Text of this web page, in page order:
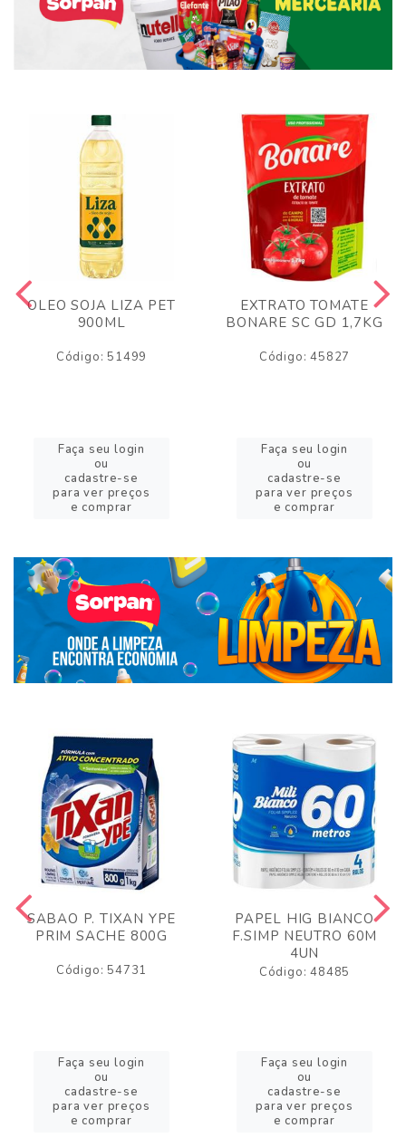
OLEO SOJA LIZA PET
900ML
Código: 51499
Faça seu login
ou
cadastre-se
para ver preços
e comprar
EXTRATO TOMATE
BONARE SC GD 1,7KG
Código: 45827
Faça seu login
ou
cadastre-se
para ver preços
e comprar
SABAO P. TIXAN YPE
PRIM SACHE 800G
Código: 54731
Faça seu login
ou
cadastre-se
para ver preços
e comprar
PAPEL HIG BIANCO
F.SIMP NEUTRO 60M
4UN
Código: 48485
Faça seu login
ou
cadastre-se
para ver preços
e comprar